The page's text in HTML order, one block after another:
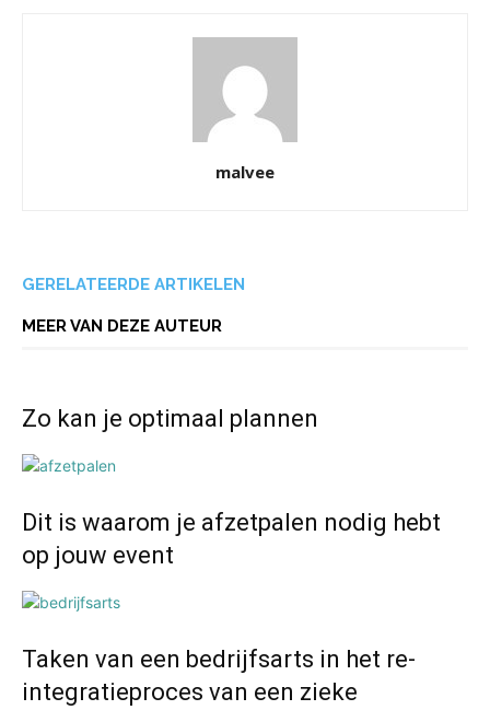
malvee
GERELATEERDE ARTIKELEN
MEER VAN DEZE AUTEUR
Zo kan je optimaal plannen
Dit is waarom je afzetpalen nodig hebt
op jouw event
Taken van een bedrijfsarts in het re-
integratieproces van een zieke